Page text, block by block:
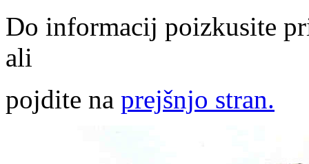
Do informacij poizkusite
ali
pojdite na prejšnjo stran.